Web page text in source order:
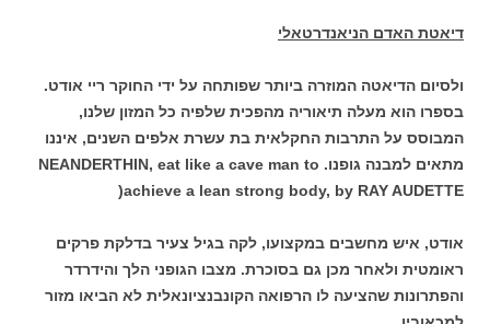
דיאטת האדם הניאנדרטאלי
ולסיום הדיאטה המוזרה ביותר שפותחה על ידי החוקר ריי אודט.
בספרו הוא מעלה תיאוריה מהפכית שלפיה כל המזון שלנו,
המבוסס על התרבות החקלאית בת עשרת אלפים השנים, איננו
מתאים למבנה גופנו. NEANDERTHIN, eat like a cave man to
achieve a lean strong body, by RAY AUDETTE(
אודט, איש מחשבים במקצועו, לקה בגיל צעיר בדלקת פרקים
ראומטית ולאחר מכן גם בסוכרת. מצבו הגופני הלך והידרדר
והפתרונות שהציעה לו הרפואה הקונבנציונאלית לא הביאו מזור